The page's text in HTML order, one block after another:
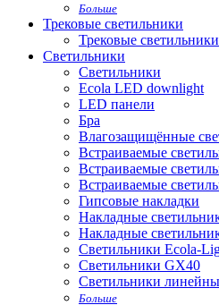
Больше
Трековые светильники
Трековые светильники
Светильники
Светильники
Ecola LED downlight
LED панели
Бра
Влагозащищённые
Встраиваемые
Встраиваемые
Встраиваемые
Гипсовые накладки
Накладные
Накладные
Светильники Ecola-
Светильники GX40
Светильники
Больше